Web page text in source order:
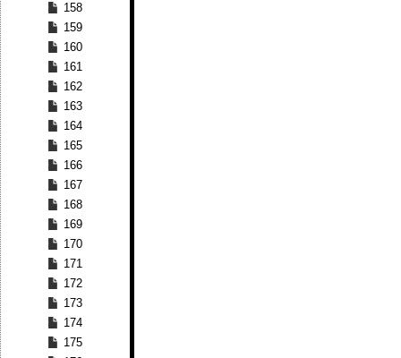
158
159
160
161
162
163
164
165
166
167
168
169
170
171
172
173
174
175